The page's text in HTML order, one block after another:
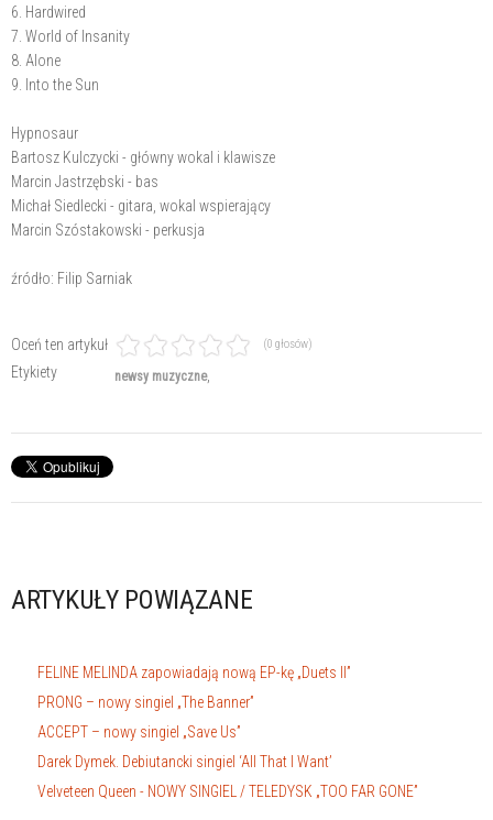
6. Hardwired
7. World of Insanity
8. Alone
9. Into the Sun
Hypnosaur
Bartosz Kulczycki - główny wokal i klawisze
Marcin Jastrzębski - bas
Michał Siedlecki - gitara, wokal wspierający
Marcin Szóstakowski - perkusja
źródło: Filip Sarniak
Oceń ten artykuł (0 głosów)
Etykiety newsy muzyczne
ARTYKUŁY POWIĄZANE
FELINE MELINDA zapowiadają nową EP-kę „Duets II”
PRONG – nowy singiel „The Banner”
ACCEPT – nowy singiel „Save Us”
Darek Dymek. Debiutancki singiel ‘All That I Want’
Velveteen Queen - NOWY SINGIEL / TELEDYSK „TOO FAR GONE”